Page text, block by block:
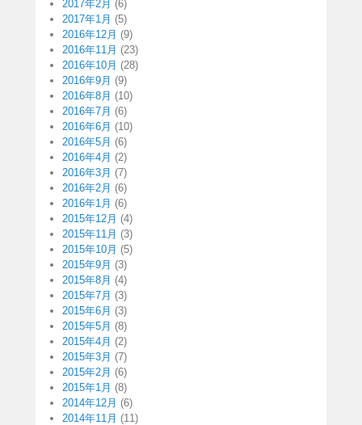
2017年2月 (6)
2017年1月 (5)
2016年12月 (9)
2016年11月 (23)
2016年10月 (28)
2016年9月 (9)
2016年8月 (10)
2016年7月 (6)
2016年6月 (10)
2016年5月 (6)
2016年4月 (2)
2016年3月 (7)
2016年2月 (6)
2016年1月 (6)
2015年12月 (4)
2015年11月 (3)
2015年10月 (5)
2015年9月 (3)
2015年8月 (4)
2015年7月 (3)
2015年6月 (3)
2015年5月 (8)
2015年4月 (2)
2015年3月 (7)
2015年2月 (6)
2015年1月 (8)
2014年12月 (6)
2014年11月 (11)